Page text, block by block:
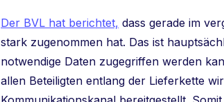
Der BVL hat berichtet, dass gerade im
stark zugenommen hat. Das ist
notwendige Daten zugegriffen werden
allen Beteiligten entlang der Lieferkette